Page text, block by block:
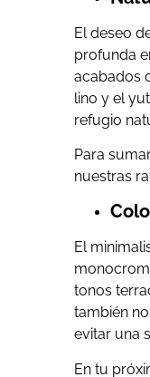
El deseo
profunda
acabados
lino y el
refugio
Para
nuestras
El
tonos
también
evitar una
En tu